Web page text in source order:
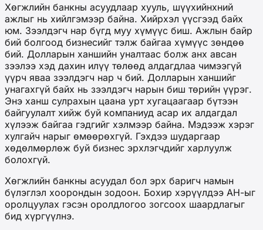
Хөгжлийн банкны асуудлаар хууль, шүүхийнхний
ажлыг нь хийлгэмээр байна. Хийрхэл үүсгээд байх
юм. Зээлдэгч нар бүгд муу хүмүүс биш. Ажлын байр
бий болгоод бизнесийг тэлж байгаа хүмүүс зөндөө
бий. Долларын ханшийн уналтаас болж анх авсан
зээлээ хэд дахин илүү төлөөд алдагдлаа чимээгүй
үүрч яваа зээлдэгч нар ч бий. Долларын ханшийг
унагахгүй байх нь зээлдэгч нарын биш төрийн үүрэг.
Энэ ханш сулрахын цаана урт хугацаагаар бүтээн
байгуулалт хийж буй компаниуд асар их алдагдал
хүлээж байгаа гэдгийг хэлмээр байна. Мэдээж хэрэг
хулгайч нарыг өмөөрөхгүй. Гэхдээ шударгаар
хөдөлмөрлөж буй бизнес эрхлэгчдийг харлуулж
болохгүй.
Хөгжлийн банкны асуудал бол эрх баригч намын
бүлэглэл хоорондын зодоон. Бохир хэрүүлдээ АН-ыг
оролцуулах гэсэн оролдлогоо зогсоох шаардлагыг
бид хүргүүлнэ.